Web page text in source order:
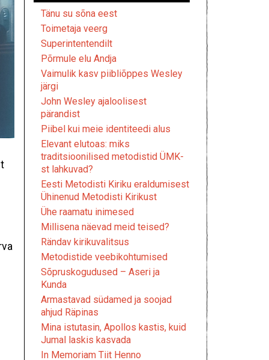
Tänu su sõna eest
Toimetaja veerg
Superintentendilt
Põrmule elu Andja
Vaimulik kasv piibliõppes Wesley
järgi
John Wesley ajaloolisest
pärandist
Piibel kui meie identiteedi alus
Elevant elutoas: miks
traditsioonilised metodistid ÜMK-
st lahkuvad?
Eesti Metodisti Kiriku eraldumisest
Ühinenud Metodisti Kirikust
Ühe raamatu inimesed
Millisena näevad meid teised?
Rändav kirikuvalitsus
Metodistide veebikohtumised
Sõpruskogudused – Aseri ja
Kunda
Armastavad südamed ja soojad
ahjud Räpinas
Mina istutasin, Apollos kastis, kuid
Jumal laskis kasvada
In Memoriam Tiit Henno